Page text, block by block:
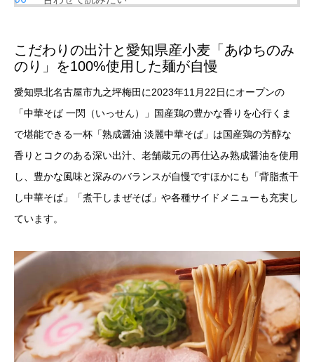
こだわりの出汁と愛知県産小麦「あゆちのみ
のり」を100%使用した麺が自慢
愛知県北名古屋市九之坪梅田に2023年11月22日にオープンの
「中華そば 一閃（いっせん）」国産鶏の豊かな香りを心行くま
で堪能できる一杯「熟成醤油 淡麗中華そば」は国産鶏の芳醇な
香りとコクのある深い出汁、老舗蔵元の再仕込み熟成醤油を使用
し、豊かな風味と深みのバランスが自慢ですほかにも「背脂煮干
し中華そば」「煮干しまぜそば」や各種サイドメニューも充実し
ています。